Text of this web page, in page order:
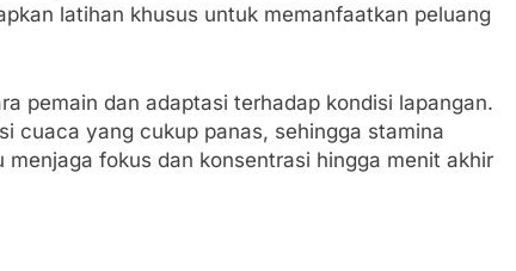
latihan khusus untuk memanfaatkan peluang
pemain dan adaptasi terhadap kondisi lapangan.
cuaca yang cukup panas, sehingga stamina
fokus dan konsentrasi hingga menit akhir